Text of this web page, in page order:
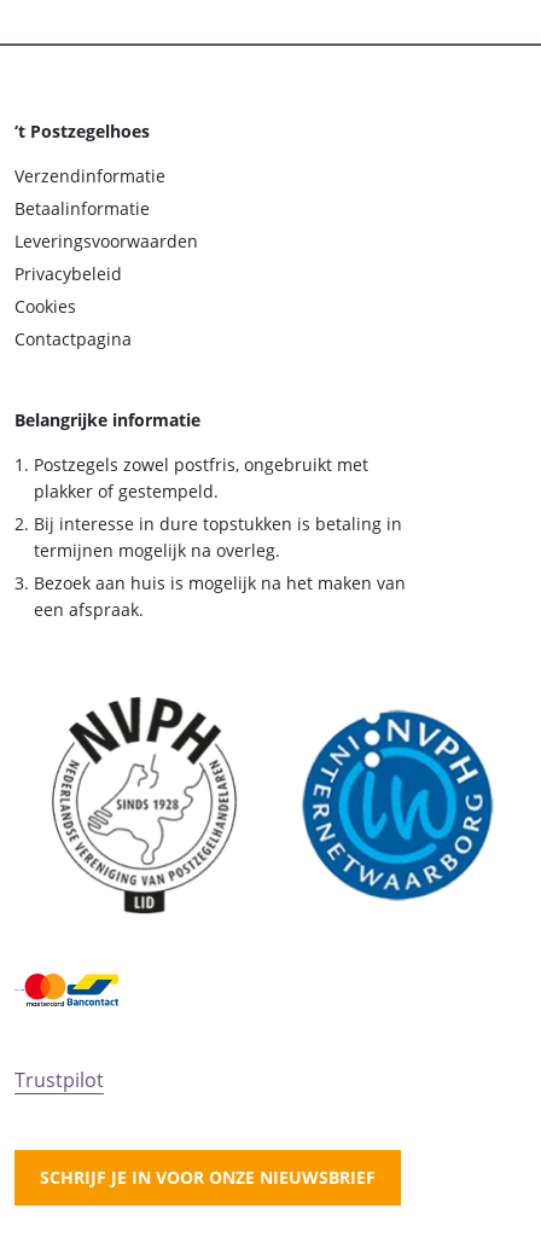
‘t Postzegelhoes
Verzendinformatie
Betaalinformatie
Leveringsvoorwaarden
Privacybeleid
Cookies
Contactpagina
Belangrijke informatie
Postzegels zowel postfris, ongebruikt met
plakker of gestempeld.
Bij interesse in dure topstukken is betaling in
termijnen mogelijk na overleg.
Bezoek aan huis is mogelijk na het maken van
een afspraak.
Trustpilot
SCHRIJF JE IN VOOR ONZE NIEUWSBRIEF